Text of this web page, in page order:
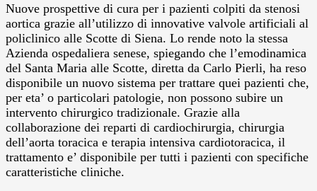
Nuove prospettive di cura per i pazienti colpiti da stenosi
aortica grazie all’utilizzo di innovative valvole artificiali al
policlinico alle Scotte di Siena. Lo rende noto la stessa
Azienda ospedaliera senese, spiegando che l’emodinamica
del Santa Maria alle Scotte, diretta da Carlo Pierli, ha reso
disponibile un nuovo sistema per trattare quei pazienti che,
per eta’ o particolari patologie, non possono subire un
intervento chirurgico tradizionale. Grazie alla
collaborazione dei reparti di cardiochirurgia, chirurgia
dell’aorta toracica e terapia intensiva cardiotoracica, il
trattamento e’ disponibile per tutti i pazienti con specifiche
caratteristiche cliniche.